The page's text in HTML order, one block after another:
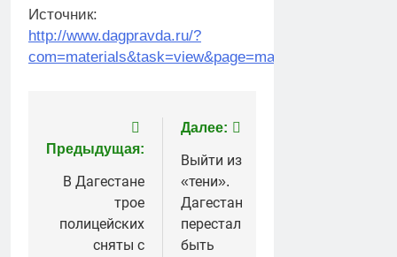
Источник:
http://www.dagpravda.ru/?
com=materials&task=view&page=material&id=37371
Навигация
по
записям
Предыдущая:
В Дагестане
трое
полицейских
сняты с
Далее:
Выйти из
«тени».
Дагестан
перестал
быть